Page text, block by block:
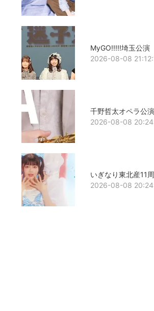
MyGO!!!!!埼玉公演
2026-08-08
千野哲太オペラ公演
2026-08-08
いぎなり東北産11
2026-08-08